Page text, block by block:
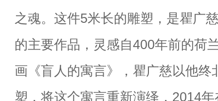
之魂。这件5米长的雕塑，是瞿广
的主要作品，灵感自400年前的荷
画《盲人的寓言》，瞿广慈以他终
塑，将这个寓言重新演绎，2014